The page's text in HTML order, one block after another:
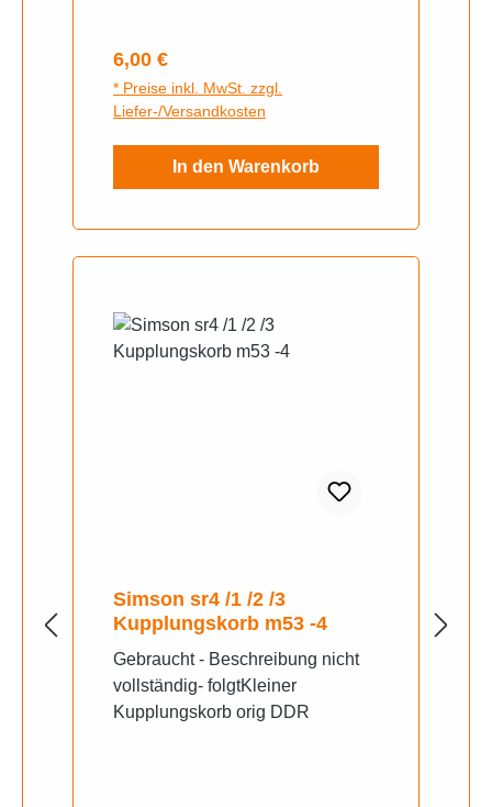
Regulärer Preis:
6,00 €
* Preise inkl. MwSt. zzgl.
Liefer-/Versandkosten
In den Warenkorb
Simson sr4 /1 /2 /3
Kupplungskorb m53 -4
Gebraucht - Beschreibung nicht
vollständig- folgtKleiner
Kupplungskorb orig DDR